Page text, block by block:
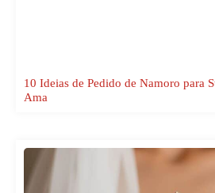
10 Ideias de Pedido de Namoro para
Ama